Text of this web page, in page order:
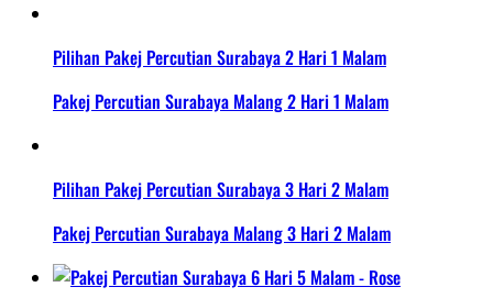
Pilihan Pakej Percutian Surabaya 2 Hari 1 Malam
Pakej Percutian Surabaya Malang 2 Hari 1 Malam
Pilihan Pakej Percutian Surabaya 3 Hari 2 Malam
Pakej Percutian Surabaya Malang 3 Hari 2 Malam